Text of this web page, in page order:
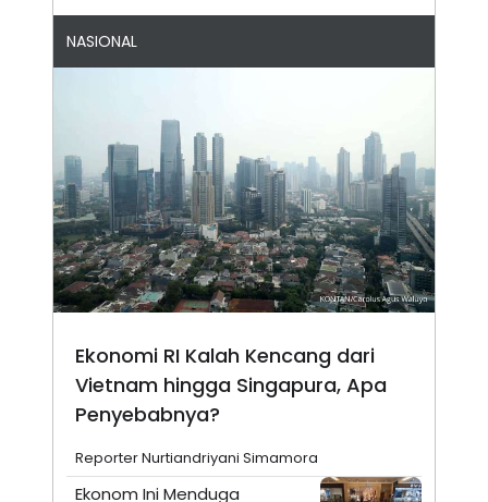
NASIONAL
Ekonomi RI Kalah Kencang dari
Vietnam hingga Singapura, Apa
Penyebabnya?
Reporter Nurtiandriyani Simamora
Ekonom Ini Menduga